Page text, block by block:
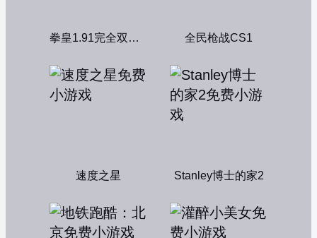
拳皇1.91完全双人版 全民枪战CS1
速度之星 Stanley博士的家2